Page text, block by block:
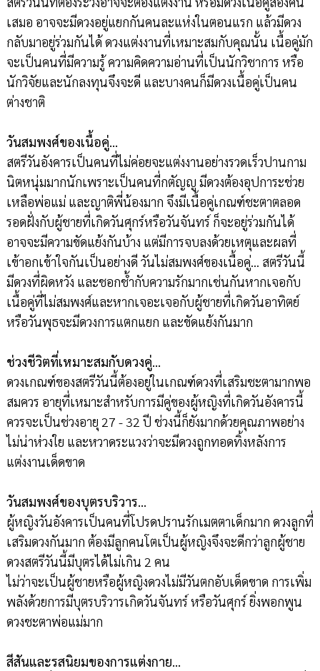
เสมอ อาจจะมีดวงอยู่แยกกันคนละแห่งในตอนแรก แล้วมีดวง
กลับมาอยู่ร่วมกันได้ ดวงแต่งงานที่เหมาะสมกับคุณนั้น เนื้อคู่มัก
จะเป็นคนที่มีความรู้ ความคิดความอ่านที่เป็นนักวิชาการ หรือ
นักวิจัยและนักลงทุนจึงจะดี และบางคนก็มีดวงเนื้อคู่เป็นคน
ต่างชาติ
วันสมพงศ์ของเนื้อคู่…
สตรีวันอังคารเป็นคนที่ไม่ค่อยจะแต่งงานอย่างรวดเร็วปานกาม
นิตหนุ่มมากนักเพราะเป็นคนที่กตัญญู มีดวงต้องอุปการะช่วย
เหลือพ่อแม่ และญาติพี่น้องมาก จึงมีเนื้อคู่เกณฑ์ชะตาตลอด
รอดฝั่งกับผู้ชายที่เกิดวันศุกร์หรือวันจันทร์ ก็จะอยู่ร่วมกันได้
อาจจะมีความขัดแย้งกันบ้าง แต่มีการจบลงด้วยเหตุและผลที่
เข้าอกเข้าใจกันเป็นอย่างดี วันไม่สมพงศ์ของเนื้อคู่… สตรีวันนี้
มีดวงที่ผิดหวัง และชอกช้ำกับความรักมากเช่นกันหากเจอกับ
เนื้อคู่ที่ไม่สมพงศ์และหากเจอะเจอกับผู้ชายที่เกิดวันอาทิตย์
หรือวันพุธจะมีดวงการแตกแยก และขัดแย้งกันมาก
ช่วงชีวิตที่เหมาะสมกับดวงคู่…
ดวงเกณฑ์ของสตรีวันนี้ต้องอยู่ในเกณฑ์ดวงที่เสริมชะตามากพอ
สมควร อายุที่เหมาะสำหรับการมีคู่ของผู้หญิงที่เกิดวันอังคารนี้
ควรจะเป็นช่วงอายุ 27 - 32 ปี ช่วงนี้ก็ยังมากด้วยคุณภาพอย่าง
ไม่น่าห่วงใย และหวาดระแวงว่าจะมีดวงถูกทอดทิ้งหลังการ
แต่งงานเด็ดขาด
วันสมพงศ์ของบุตรบริวาร…
ผู้หญิงวันอังคารเป็นคนที่โปรดปรานรักเมตตาเด็กมาก ดวงลูกที่
เสริมดวงกันมาก ต้องมีลูกคนโตเป็นผู้หญิงจึงจะดีกว่าลูกผู้ชาย
ดวงสตรีวันนี้มีบุตรได้ไม่เกิน 2 คน
ไม่ว่าจะเป็นผู้ชายหรือผู้หญิงดวงไม่มีวันตกอับเด็ดขาด การเพิ่ม
พลังด้วยการมีบุตรบริวารเกิดวันจันทร์ หรือวันศุกร์ ยิ่งพอกพูน
ดวงชะตาพ่อแม่มาก
สีสันและรสนิยมของการแต่งกาย…